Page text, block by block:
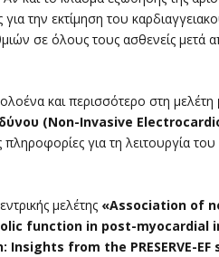
την εκτίμηση του
σε όλους τους ασθενείς μετά
και περισσότερο στη μελέτη
(Non-Invasive
για τη λειτουργία
μελέτης «Association of
function in post-myocardial
from the PRESERVE-EF